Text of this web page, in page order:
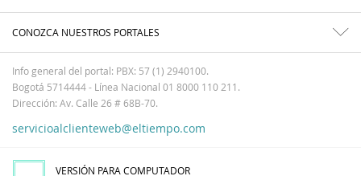
CONOZCA NUESTROS PORTALES
Info general del portal: PBX: 57 (1) 2940100.
Bogotá 5714444 - Línea Nacional 01 8000 110 211.
Dirección: Av. Calle 26 # 68B-70.
servicioalclienteweb@eltiempo.com
VERSIÓN PARA COMPUTADOR